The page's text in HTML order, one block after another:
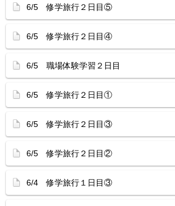
6/5 修学旅行２日目⑤
6/5 修学旅行２日目④
6/5 職場体験学習２日目
6/5 修学旅行２日目①
6/5 修学旅行２日目③
6/5 修学旅行２日目②
6/4 修学旅行１日目③